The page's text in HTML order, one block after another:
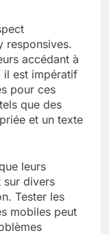
responsives.
accédant à
il est impératif
pour ces
que des
et un texte
leurs
sur divers
Tester les
mobiles peut